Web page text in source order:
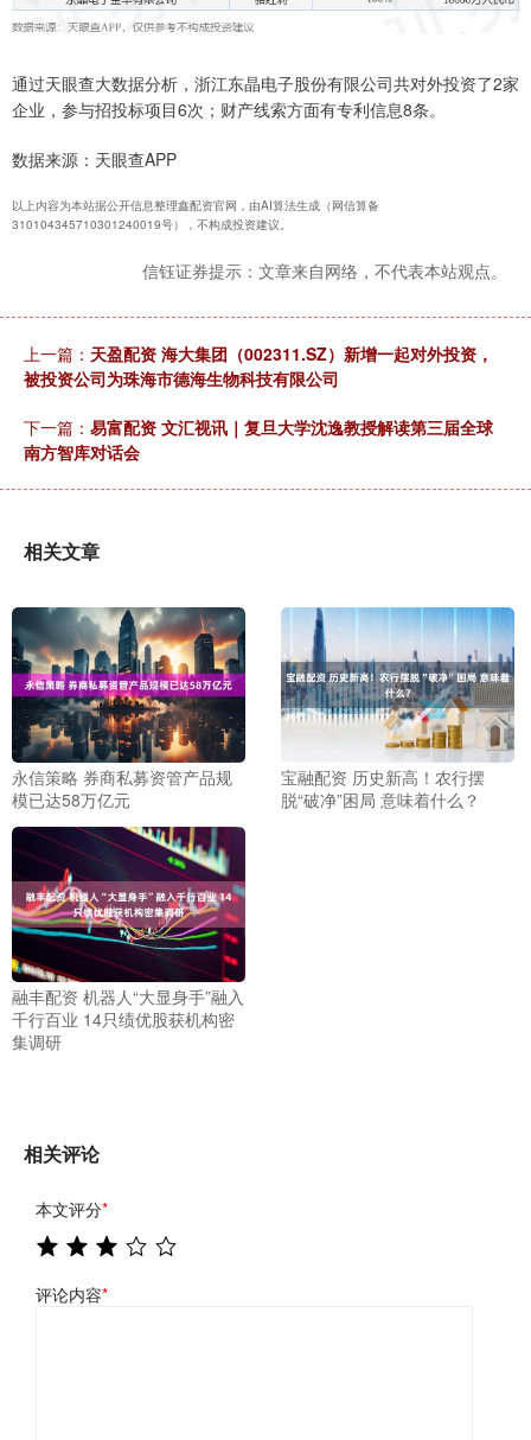
通过天眼查大数据分析，浙江东晶电子股份有限公司共对外投资了2家
企业，参与招投标项目6次；财产线索方面有专利信息8条。
数据来源：天眼查APP
以上内容为本站据公开信息整理鑫配资官网，由AI算法生成（网信算备
310104345710301240019号），不构成投资建议。
信钰证券提示：文章来自网络，不代表本站观点。
上一篇： 天盈配资 海大集团（002311.SZ）新增一起对外投资，
被投资公司为珠海市德海生物科技有限公司
下一篇： 易富配资 文汇视讯｜复旦大学沈逸教授解读第三届全球
南方智库对话会
相关文章
永信策略 券商私募资管产品规
模已达58万亿元
宝融配资 历史新高！农行摆
脱“破净”困局 意味着什么？
融丰配资 机器人“大显身手”融入
千行百业 14只绩优股获机构密
集调研
相关评论
本文评分*
评论内容*